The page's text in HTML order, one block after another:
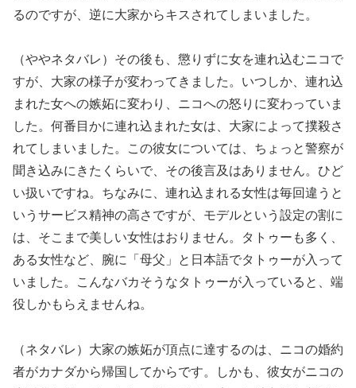
るのですが、逆に大家からキスされてしまいました。
（ややネタバレ）その後も、懲りずに女を連れ込むニコで
すが、大家の様子が変わってきました。いつしか、連れ込
まれた女への嫉妬に変わり、ニコへの怒りに変わっていま
した。何番目かに連れ込まれた女は、大家によって撲殺さ
れてしまいました。この彼女については、ちょっと警察が
聞き込みにきたくらいで、その後言及はありません。ひど
い扱いですね。ちなみに、連れ込まれる女性は毎回違うと
いうサービス精神の高さですが、モデルという設定の割に
は、そこまで美しい女性はおりません。タトゥーも多く、
ある女性など、腕に「母父」と日本語でタトゥーが入って
いました。こんなバカそうなタトゥーが入っていると、端
役しかもらえませんね。
（ネタバレ）大家の嫉妬が頂点に達するのは、ニコの婚約
者がカナダから帰国してからです。しかも、彼女がニコの